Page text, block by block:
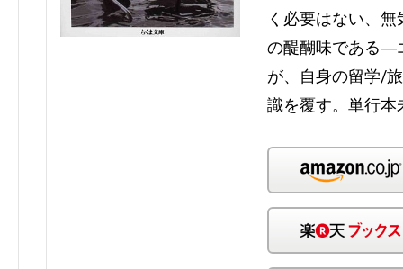
く必要はない、
の醍醐味である―
が、自身の留学/
識を覆す。単行本